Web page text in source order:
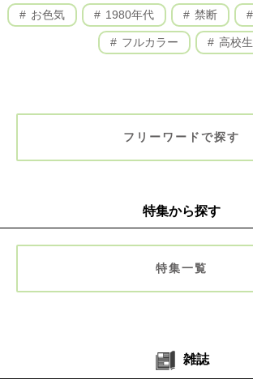
お色気 1980年代 禁断
フルカラー 高校生
フリーワードで探す
特集から探す
特集一覧
雑誌